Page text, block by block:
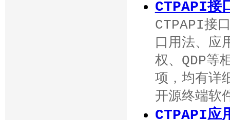
CTPAPI接
CTPAPI接
口用法、应
权、QDP等
项，均有详
开源终端软
CTPAPI应